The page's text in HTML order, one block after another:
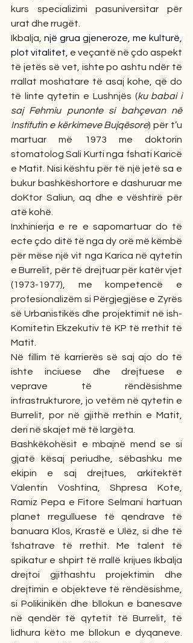
kurs specializimi pasuniversitar për
urat dhe rrugët.
Ikbalja, një grua gjeneroze, me kulturë,
plot vitalitet, e veçantë në çdo aspekt
të jetës së vet, ishte po ashtu ndër të
rrallat moshatare të asaj kohe, që do
të linte qytetin e Lushnjës (ku babai i
saj Fehmiu punonte si bahçevan në
Institutin e kërkimeve Bujqësore) për t’u
martuar më 1973 me doktorin
stomatolog Sali Kurti nga fshati Karicë
e Matit. Nisi kështu për të një jetë sa e
bukur bashkëshortore e dashuruar me
doKtor Saliun, aq dhe e vështirë për
atë kohë.
Inxhinierja e re e sapomartuar do të
ecte çdo ditë të nga dy orë më këmbë
për mëse një vit nga Karica në qytetin
e Burrelit, për të drejtuar për katër vjet
(1973-1977), me kompetencë e
profesionalizëm si Përgjegjëse e Zyrës
së Urbanistikës dhe projektimit në ish-
Komitetin Ekzekutiv të KP të rrethit të
Matit.
Në fillim të karrierës së saj ajo do të
ishte inciuese dhe drejtuese e
veprave të rëndësishme
infrastrukturore, jo vetëm në qytetin e
Burrelit, por në gjithë rrethin e Matit,
deri në skajet më të largëta.
Bashkëkohësit e mbajnë mend se si
gjatë kësaj periudhe, sëbashku me
ekipin e saj drejtues, arkitektët
Valentin Voshtina, Shpresa Kote,
Ramiz Pepa e Fitore Selmani hartuan
planet rregulluese të qendrave të
banuara Klos, Krastë e Ulëz, si dhe të
fshatrave të rrethit. Me talent të
spikatur e shpirt të rrallë krijues Ikbalja
drejtoi gjithashtu projektimin dhe
drejtimin e objekteve të rëndësishme,
si Polikinikën dhe bllokun e banesave
në qendër të qytetit të Burrelit, të
lidhura këto me bllokun e dyqaneve.